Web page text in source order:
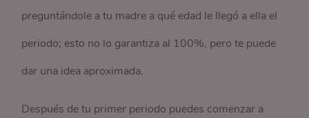
preguntándole a tu madre a qué edad le llegó a ella el
periodo; esto no lo garantiza al 100%, pero te puede
dar una idea aproximada.
Después de tu primer periodo puedes comenzar a